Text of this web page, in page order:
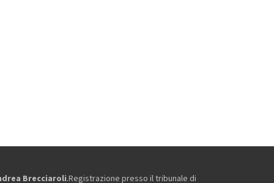
Brecciaroli.Registrazione presso il tribunale di